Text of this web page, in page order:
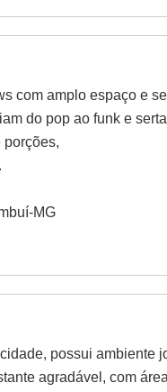
com amplo espaço e
do pop ao funk e
porções,
MG
possui ambiente
agradável, com